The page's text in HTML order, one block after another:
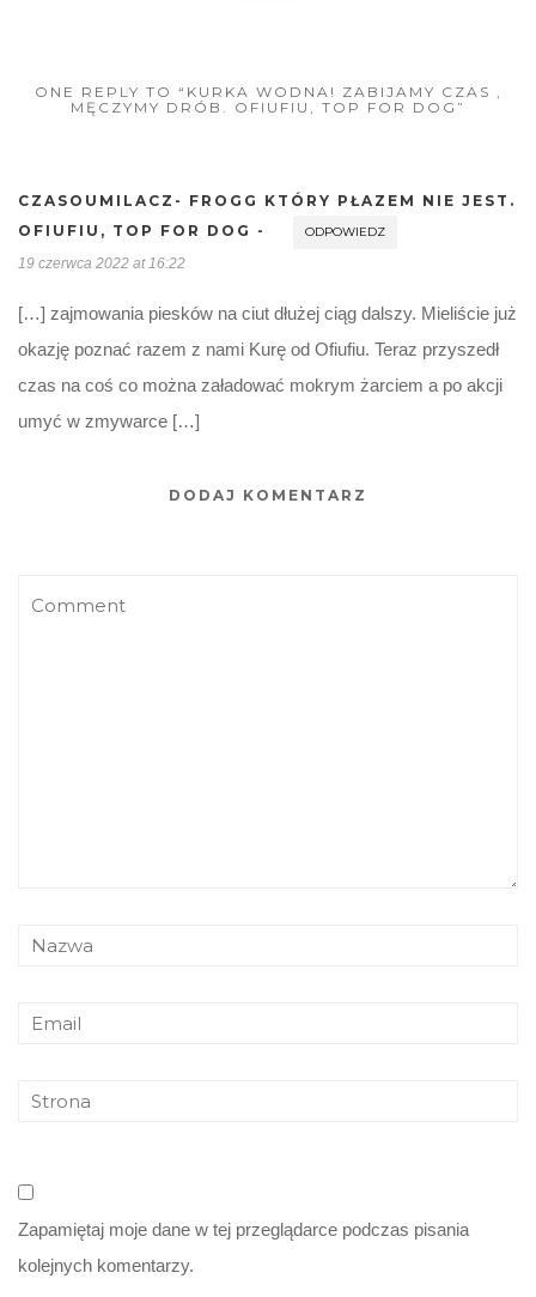
ONE REPLY TO “KURKA WODNA! ZABIJAMY CZAS ,
MĘCZYMY DRÓB. OFIUFIU, TOP FOR DOG”
CZASOUMILACZ- FROGG KTÓRY PŁAZEM NIE JEST.
OFIUFIU, TOP FOR DOG -
ODPOWIEDZ
19 czerwca 2022 at 16:22
[…] zajmowania piesków na ciut dłużej ciąg dalszy. Mieliście już
okazję poznać razem z nami Kurę od Ofiufiu. Teraz przyszedł
czas na coś co można załadować mokrym żarciem a po akcji
umyć w zmywarce […]
DODAJ KOMENTARZ
Zapamiętaj moje dane w tej przeglądarce podczas pisania
kolejnych komentarzy.